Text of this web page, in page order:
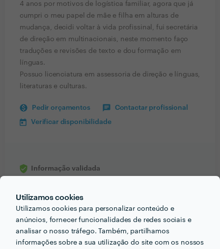
Utilizamos cookies
Utilizamos cookies para personalizar conteúdo e
anúncios, fornecer funcionalidades de redes sociais e
analisar o nosso tráfego. Também, partilhamos
informações sobre a sua utilização do site com os nossos
4 anos por motivos de logística familiar, agora que já
cumpri o meu papel de mãe e filha em alturas de
mudança, decidi voltar à vida profissinal, fui secretária
de direção em multinacionais, neste momento faço
traduções e revisões de texto e dou formação em
línguas.
Possuo licenciatura em assessoria de direção e línguas,
literaturas e culturas.
Pedir orçamentos Contactar profissional
Verificar disponibilidade
Informação validada
Receba várias propostas de profissionais como